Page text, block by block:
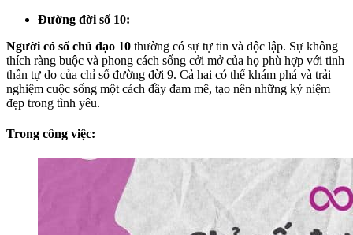
Đường đời số 10:
Người có số chủ đạo 10 thường có sự tự tin và độc lập. Sự không
thích ràng buộc và phong cách sống cởi mở của họ phù hợp với tinh
thần tự do của chỉ số đường đời 9. Cả hai có thể khám phá và trải
nghiệm cuộc sống một cách đầy đam mê, tạo nên những kỷ niệm
đẹp trong tình yêu.
Trong công việc: